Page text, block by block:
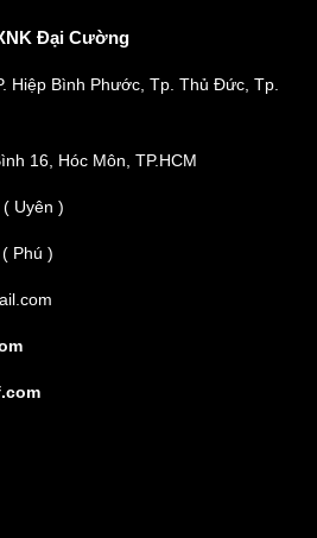
Đại Cường
Hiệp Bình Phước, Tp. Thủ Đức, Tp.
16, Hóc Môn, TP.HCM
( Uyên )
( Phú )